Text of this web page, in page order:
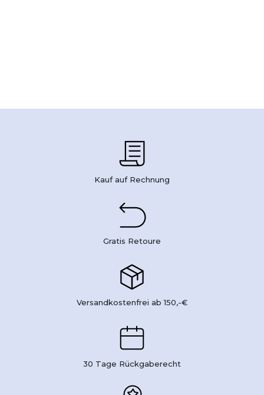
Kauf auf Rechnung
Gratis Retoure
Versandkostenfrei ab 150,-€
30 Tage Rückgaberecht